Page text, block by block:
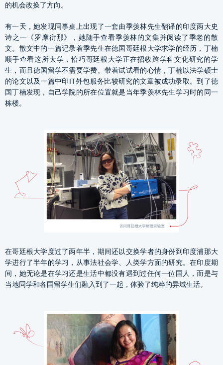
的机会改换了方向。
有一天，她发现同事桌上出现了一套由季羡林先生翻译的印度两大史
诗之一《罗摩衍那》，她随手查看季羡林的文集并阅读了季老的散
文。散文中的一篇记录着季先生在德国哥廷根大学求学的经历，丁楠
顺手查看这所大学，恰巧哥廷根大学正在招收跨学科文化研究的学
生，而且德国留学不需要学费。带着试试看的心情，丁楠以法学硕士
的论文以及一篇中印IT外包服务比较研究的文章被成功录取。到了德
国丁楠发现，自己学院的所在位置就是当年季羡林先生学习时的同一
栋楼。
在哥廷根大学度过了两年半，期间还以交换学者的身份到印度浦那大
学进行了半年的学习，从事法社会学、人类学方面的研究。在印度期
间，她无论是在学习还是生活中都没有遇到过任何一位国人，而是与
当地同学和各国留学生们融入到了一起，体验了纯粹的异域生活。